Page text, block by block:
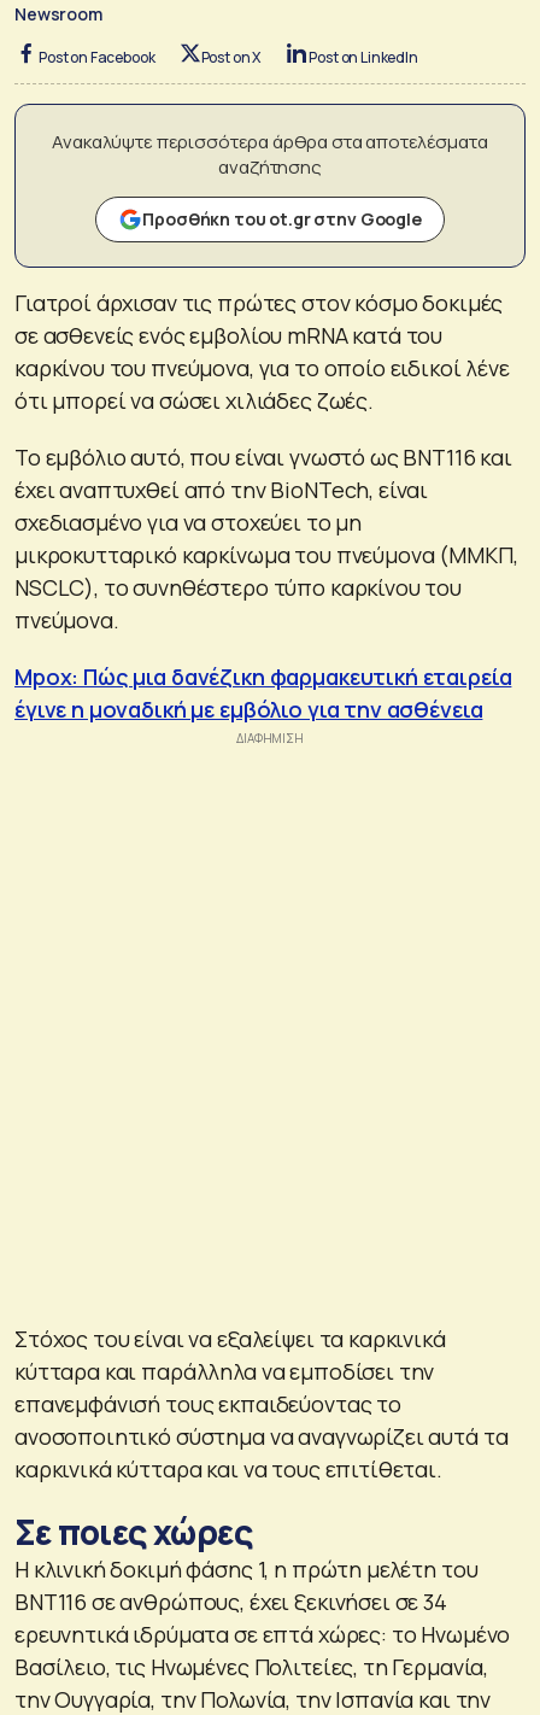
Newsroom
Post on Facebook Post on X Post on LinkedIn
Ανακαλύψτε περισσότερα άρθρα στα αποτελέσματα
αναζήτησης
Προσθήκη του ot.gr στην Google
Γιατροί άρχισαν τις πρώτες στον κόσμο δοκιμές
σε ασθενείς ενός εμβολίου mRNA κατά του
καρκίνου του πνεύμονα, για το οποίο ειδικοί λένε
ότι μπορεί να σώσει χιλιάδες ζωές.
Το εμβόλιο αυτό, που είναι γνωστό ως BNT116 και
έχει αναπτυχθεί από την BioNTech, είναι
σχεδιασμένο για να στοχεύει το μη
μικροκυτταρικό καρκίνωμα του πνεύμονα (ΜΜΚΠ,
NSCLC), το συνηθέστερο τύπο καρκίνου του
πνεύμονα.
Mpox: Πώς μια δανέζικη φαρμακευτική εταιρεία
έγινε η μοναδική με εμβόλιο για την ασθένεια
Στόχος του είναι να εξαλείψει τα καρκινικά
κύτταρα και παράλληλα να εμποδίσει την
επανεμφάνισή τους εκπαιδεύοντας το
ανοσοποιητικό σύστημα να αναγνωρίζει αυτά τα
καρκινικά κύτταρα και να τους επιτίθεται.
Σε ποιες χώρες
Η κλινική δοκιμή φάσης 1, η πρώτη μελέτη του
BNT116 σε ανθρώπους, έχει ξεκινήσει σε 34
ερευνητικά ιδρύματα σε επτά χώρες: το Ηνωμένο
Βασίλειο, τις Ηνωμένες Πολιτείες, τη Γερμανία,
την Ουγγαρία, την Πολωνία, την Ισπανία και την